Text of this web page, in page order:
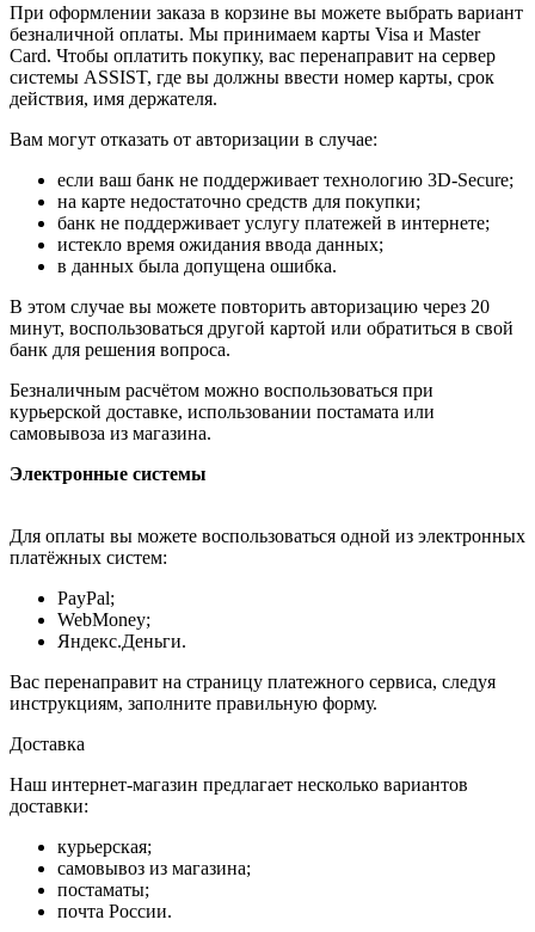
При оформлении заказа в корзине вы можете выбрать вариант
безналичной оплаты. Мы принимаем карты Visa и Master
Card. Чтобы оплатить покупку, вас перенаправит на сервер
системы ASSIST, где вы должны ввести номер карты, срок
действия, имя держателя.
Вам могут отказать от авторизации в случае:
если ваш банк не поддерживает технологию 3D-Secure;
на карте недостаточно средств для покупки;
банк не поддерживает услугу платежей в интернете;
истекло время ожидания ввода данных;
в данных была допущена ошибка.
В этом случае вы можете повторить авторизацию через 20
минут, воспользоваться другой картой или обратиться в свой
банк для решения вопроса.
Безналичным расчётом можно воспользоваться при
курьерской доставке, использовании постамата или
самовывоза из магазина.
Электронные системы
Для оплаты вы можете воспользоваться одной из электронных
платёжных систем:
PayPal;
WebMoney;
Яндекс.Деньги.
Вас перенаправит на страницу платежного сервиса, следуя
инструкциям, заполните правильную форму.
Доставка
Наш интернет-магазин предлагает несколько вариантов
доставки:
курьерская;
самовывоз из магазина;
постаматы;
почта России.